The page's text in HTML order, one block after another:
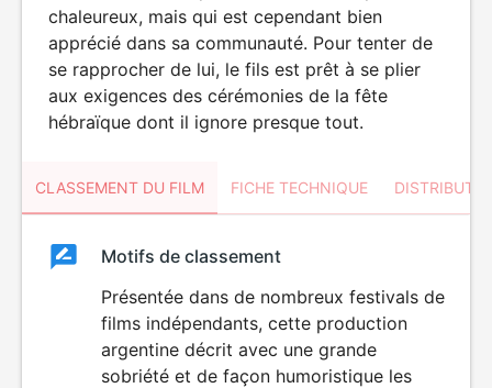
chaleureux, mais qui est cependant bien
apprécié dans sa communauté. Pour tenter de
se rapprocher de lui, le fils est prêt à se plier
aux exigences des cérémonies de la fête
hébraïque dont il ignore presque tout.
CLASSEMENT DU FILM FICHE TECHNIQUE
ClassementClassement
Motifs de classement
Présentée dans de nombreux festivals de
films indépendants, cette production
argentine décrit avec une grande
sobriété et de façon humoristique les